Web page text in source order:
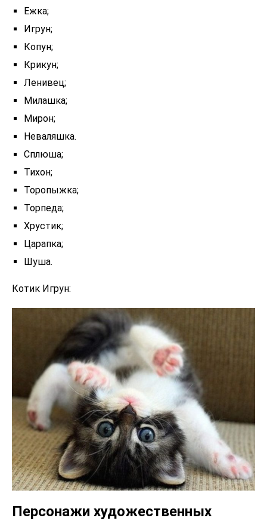
Ежка;
Игрун;
Копун;
Крикун;
Ленивец;
Милашка;
Мирон;
Неваляшка.
Сплюша;
Тихон;
Торопыжка;
Торпеда;
Хруcтик;
Царапка;
Шуша.
Котик Игрун:
Персонажи художественных